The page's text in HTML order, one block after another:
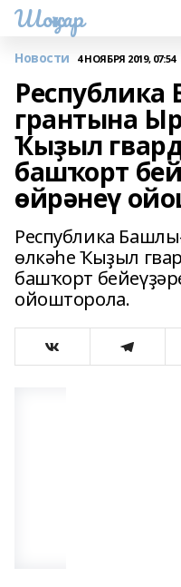
Шоңҡар
Новости 4 НОЯБРЯ 2019, 07:54
грантына
Ҡыҙыл
башҡорт
өйрәнеү
Республика
өлкәһе Ҡыҙыл
башҡорт
ойошторола.